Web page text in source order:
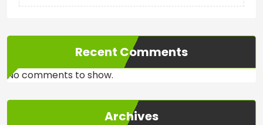
Recent Comments
No comments to show.
Archives